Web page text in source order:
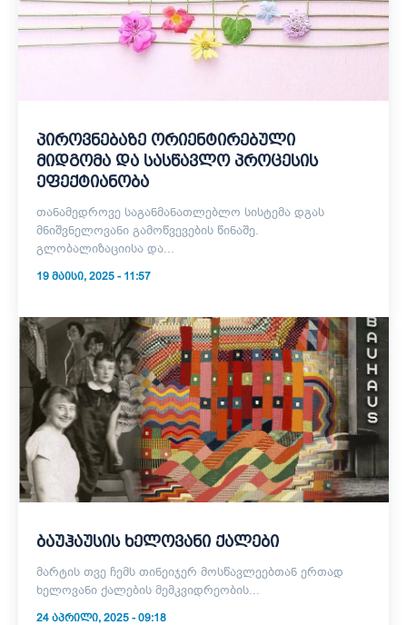
პიროვნებაზე ორიენტირებული
მიდგომა და სასწავლო პროცესის
ეფექტიანობა
თანამედროვე საგანმანათლებლო სისტემა დგას
მნიშვნელოვანი გამოწვევების წინაშე.
გლობალიზაციისა და...
19 ᲛᲐᲘᲡᲘ, 2025 - 11:57
ბაუჰაუსის ხელოვანი ქალები
მარტის თვე ჩემს თინეიჯერ მოსწავლეებთან ერთად
ხელოვანი ქალების მემკვიდრეობის...
24 ᲐᲞᲠᲘᲚᲘ, 2025 - 09:18